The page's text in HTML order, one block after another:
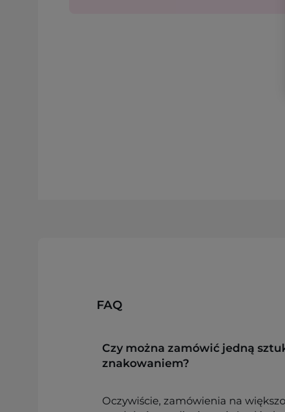
FAQ
Czy można zamówić jedną
znakowaniem?
Oczywiście, zamówienia na